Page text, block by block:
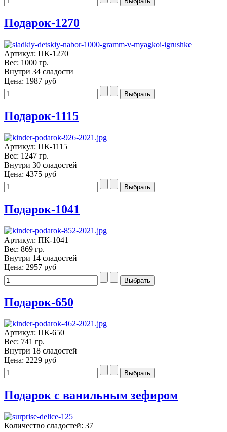
Подарок-1270
Артикул: ПК-1270
Вес: 1000 гр.
Внутри 34 сладости
Цена: 1987 руб
Подарок-1115
Артикул: ПК-1115
Вес: 1247 гр.
Внутри 30 сладостей
Цена: 4375 руб
Подарок-1041
Артикул: ПК-1041
Вес: 869 гр.
Внутри 14 сладостей
Цена: 2957 руб
Подарок-650
Артикул: ПК-650
Вес: 741 гр.
Внутри 18 сладостей
Цена: 2229 руб
Подарок с ванильным зефиром
Количество сладостей: 37